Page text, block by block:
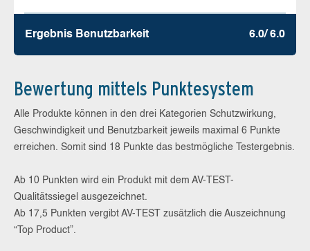
Ergebnis Benutz­barkeit 6.0/ 6.0
Bewertung mittels Punktesystem
Alle Produkte können in den drei Kategorien Schutzwirkung,
Geschwindigkeit und Benutzbarkeit jeweils maximal 6 Punkte
erreichen. Somit sind 18 Punkte das bestmögliche Testergebnis.
Ab 10 Punkten wird ein Produkt mit dem AV-TEST-
Qualitätssiegel ausgezeichnet.
Ab 17,5 Punkten vergibt AV-TEST zusätzlich die Auszeichnung
“Top Product”.